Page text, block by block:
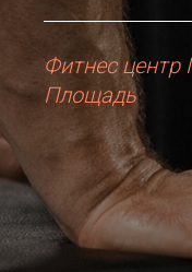
Фитнес центр
Площадь